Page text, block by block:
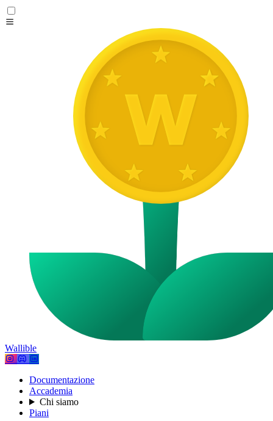
Wallible
Documentazione
Accademia
Chi siamo
Piani